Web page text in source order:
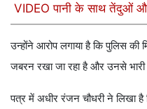
VIDEO पानी के साथ तेंदुओं और
उन्होंने आरोप लगाया है कि पुलिस की
जबरन रखा जा रहा है और उनसे
पत्र में अधीर रंजन चौधरी ने लिखा है